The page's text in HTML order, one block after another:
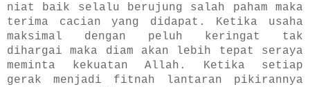
niat baik selalu berujung salah paham maka
terima cacian yang didapat. Ketika usaha
maksimal dengan peluh keringat tak
dihargai maka diam akan lebih tepat seraya
meminta kekuatan Allah. Ketika setiap
gerak menjadi fitnah lantaran pikirannya